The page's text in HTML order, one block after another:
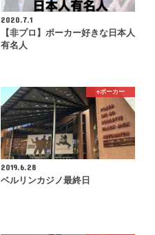
2020.7.1
【非プロ】ポーカー好きな日本人
有名人
♠️ポーカー
2019.6.28
ベルリンカジノ最終日